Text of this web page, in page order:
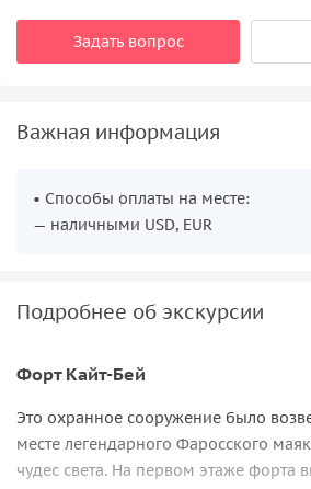
Задать вопрос
Важная информация
• Способы оплаты на месте:
— наличными USD, EUR
Подробнее об экскурсии
Форт Кайт-Бей
Это охранное сооружение было
месте легендарного Фаросского
чудес света. На первом этаже форта